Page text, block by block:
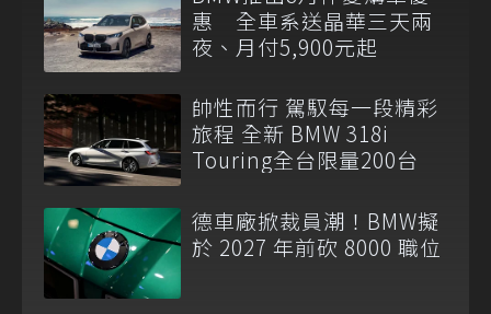
惠 全車系送晶華三天兩
夜、月付5,900元起
帥性而行 駕馭每一段精彩
旅程 全新 BMW 318i
Touring全台限量200台
德車廠掀裁員潮！BMW擬
於 2027 年前砍 8000 職位